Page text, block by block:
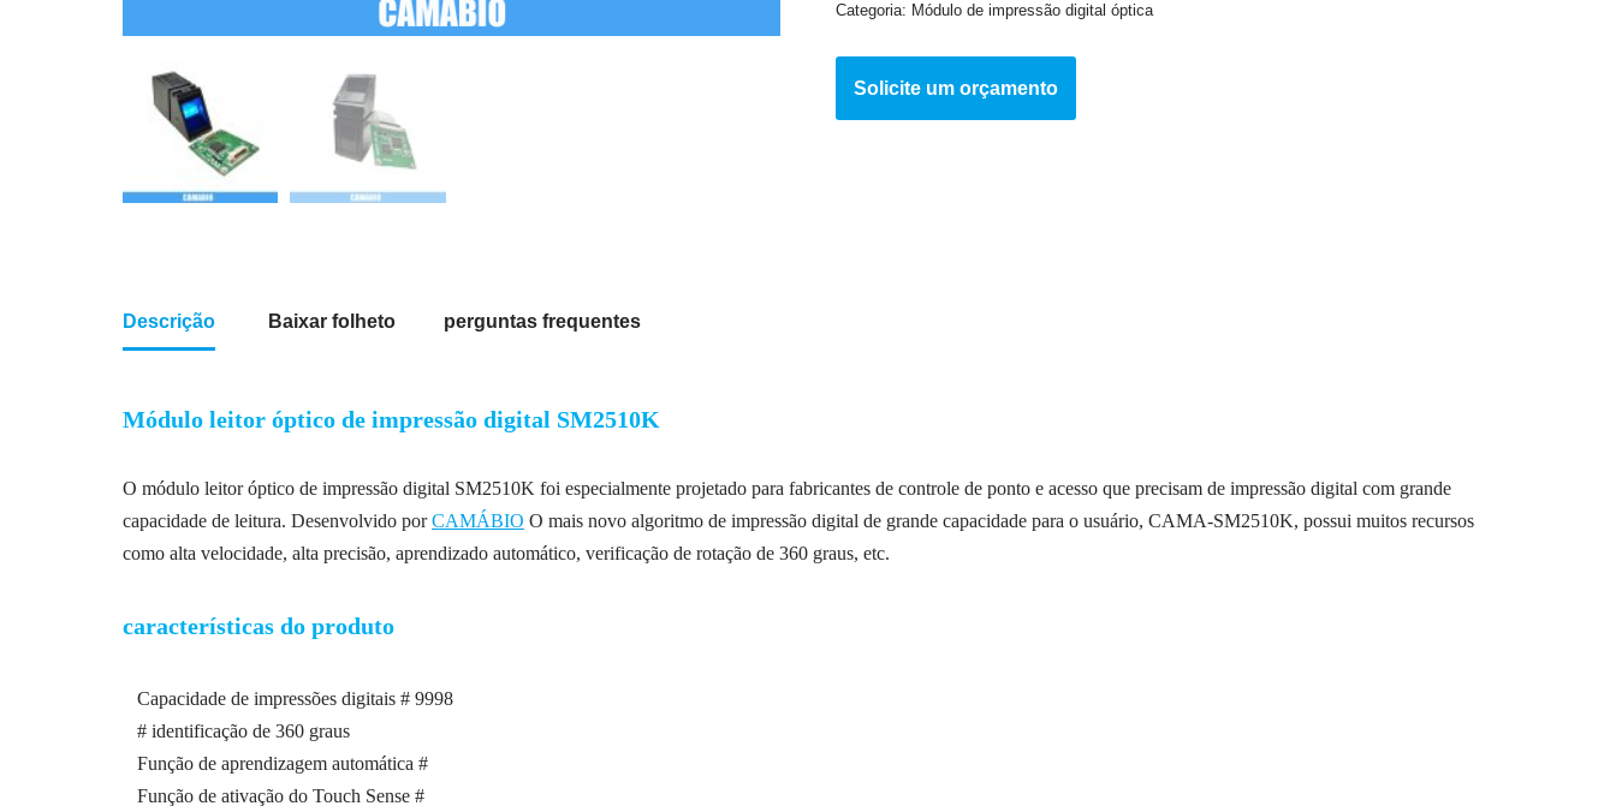
Categoria: Módulo de impressão digital óptica
Solicite um orçamento
Descrição Baixar folheto perguntas frequentes
Módulo leitor óptico de impressão digital SM2510K
O módulo leitor óptico de impressão digital SM2510K foi especialmente projetado para fabricantes de controle de ponto e acesso que precisam de impressão digital com grande
capacidade de leitura. Desenvolvido porCAMÁBIO O mais novo algoritmo de impressão digital de grande capacidade para o usuário, CAMA-SM2510K, possui muitos recursos
como alta velocidade, alta precisão, aprendizado automático, verificação de rotação de 360 graus, etc.
características do produto
Capacidade de impressões digitais # 9998
# identificação de 360 graus
Função de aprendizagem automática #
Função de ativação do Touch Sense #